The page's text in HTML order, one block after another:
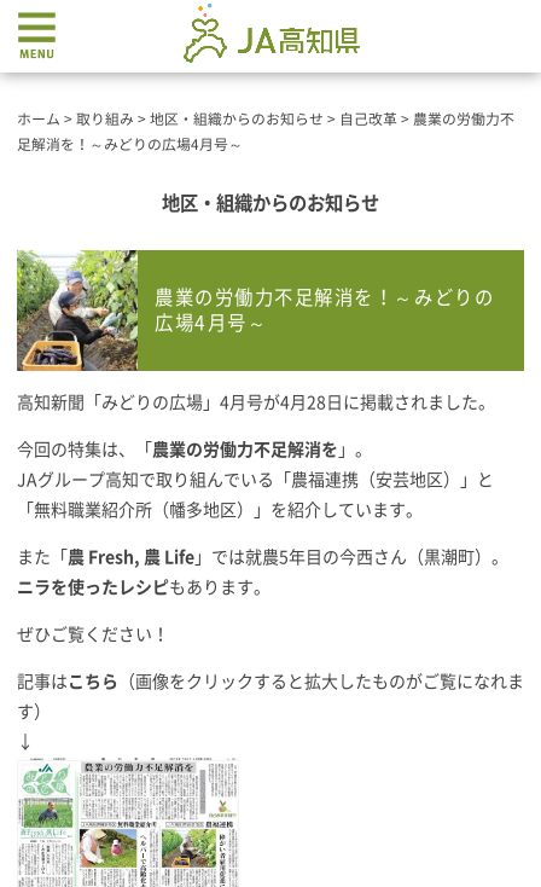
ホーム > 取り組み > 地区・組織からのお知らせ > 自己改革 > 農業の労働力不
足解消を！～みどりの広場4月号～
地区・組織からのお知らせ
農業の労働力不足解消を！～みどりの
広場4月号～
高知新聞「みどりの広場」4月号が4月28日に掲載されました。
今回の特集は、「 農業の労働力不足解消を 」。
JAグループ高知で取り組んでいる「農福連携（安芸地区）」と
「無料職業紹介所（幡多地区）」を紹介しています。
また「 農 Fresh, 農 Life 」では就農5年目の今西さん（黒潮町）。
ニラを使ったレシピもあります。
ぜひご覧ください！
記事は こちら
（画像をクリックすると拡大したものがご覧になれま
す）
↓